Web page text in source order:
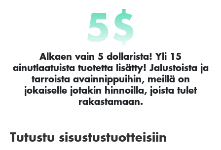
5$
Alkaen vain 5 dollarista! Yli 15
ainutlaatuista tuotetta lisätty! Jalustoista ja
tarroista avainnippuihin, meillä on
jokaiselle jotakin hinnoilla, joista tulet
rakastamaan.
Tutustu sisustustuotteisiin